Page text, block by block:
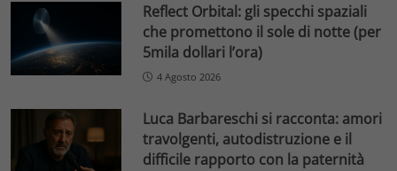
Reflect Orbital: gli specchi spaziali
che promettono il sole di notte (per
5mila dollari l’ora)
4 Agosto 2026
Luca Barbareschi si racconta: amori
travolgenti, autodistruzione e il
difficile rapporto con la paternità